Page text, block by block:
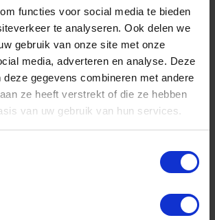
functies voor social media te bieden
te analyseren. Ook delen we
gebruik van onze site met onze
media, adverteren en analyse. Deze
deze gegevens combineren met andere
ze heeft verstrekt of die ze hebben
van uw gebruik van hun services.
3MM 25MM 861PE 3